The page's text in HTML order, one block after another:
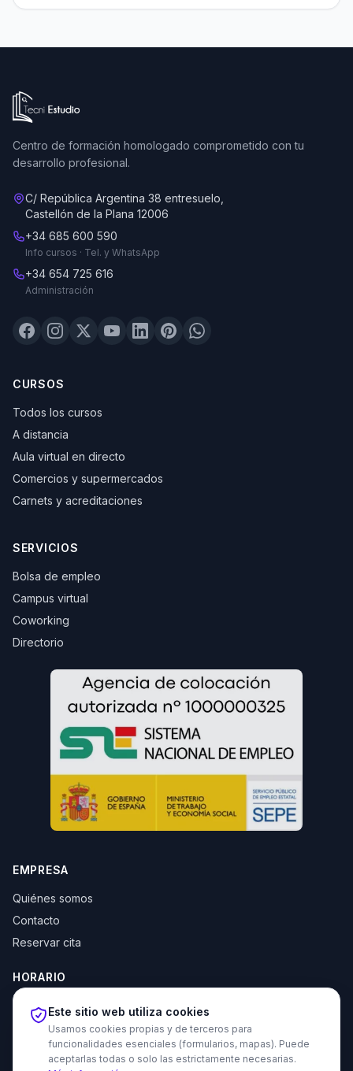
Ir a la página de inicio de Tecni Estudio
Centro de formación homologado comprometido con tu
desarrollo profesional.
C/ República Argentina 38 entresuelo,
Castellón de la Plana 12006
+34 685 600 590
Info cursos · Tel. y WhatsApp
+34 654 725 616
Administración
CURSOS
Todos los cursos
A distancia
Aula virtual en directo
Comercios y supermercados
Carnets y acreditaciones
SERVICIOS
Bolsa de empleo
Campus virtual
Coworking
Directorio
EMPRESA
Quiénes somos
Contacto
Reservar cita
HORARIO
Lun–Jue: 10:00–14:00 y 16:30–20:00
Vie: 10:00–14:00
Este sitio web utiliza cookies
Usamos cookies propias y de terceros para
funcionalidades esenciales (formularios, mapas). Puede
aceptarlas todas o solo las estrictamente necesarias.